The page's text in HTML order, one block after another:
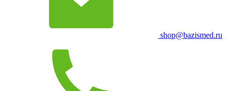
shop@bazismed.ru